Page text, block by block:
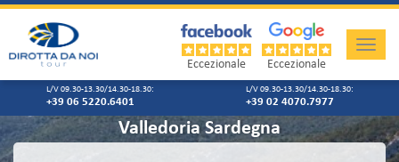
Toggle
Eccezionale Eccezionale
L/V 09.30-13.30/14.30-18.30:
+39 06 5220.6401
L/V 09.30-13.30/14.30-18.30:
+39 02 4070.7977
Valledoria Sardegna